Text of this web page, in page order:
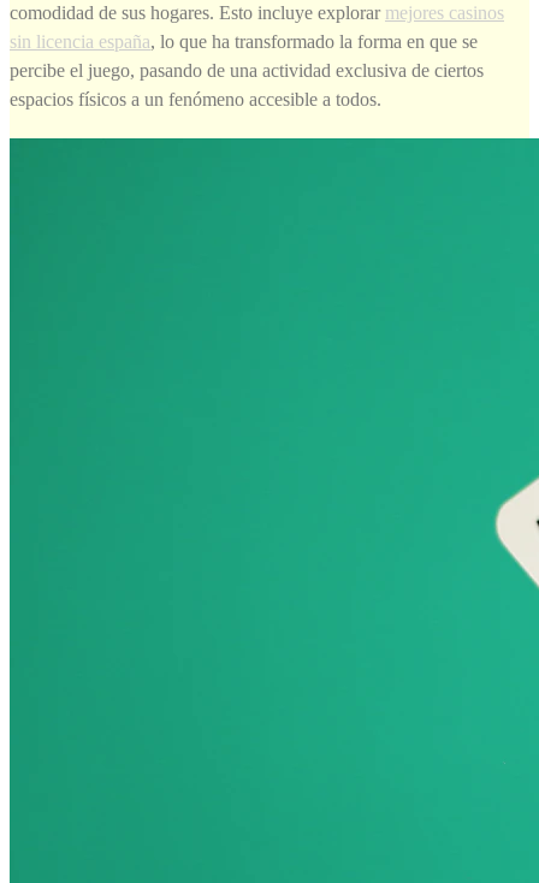
comodidad de sus hogares. Esto incluye explorar mejores casinos
sin licencia españa, lo que ha transformado la forma en que se
percibe el juego, pasando de una actividad exclusiva de ciertos
espacios físicos a un fenómeno accesible a todos.